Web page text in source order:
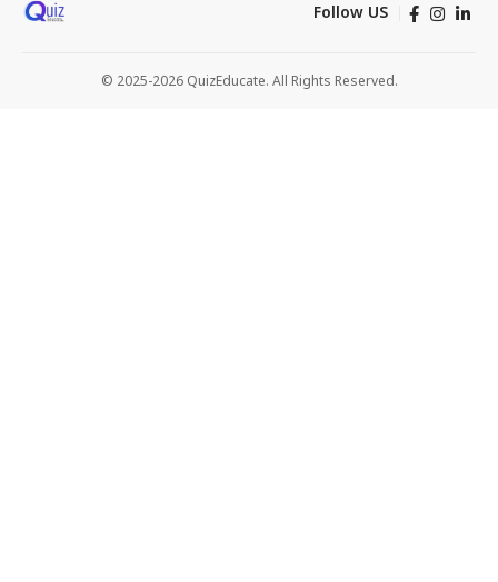
Follow US
© 2025-2026 QuizEducate. All Rights Reserved.